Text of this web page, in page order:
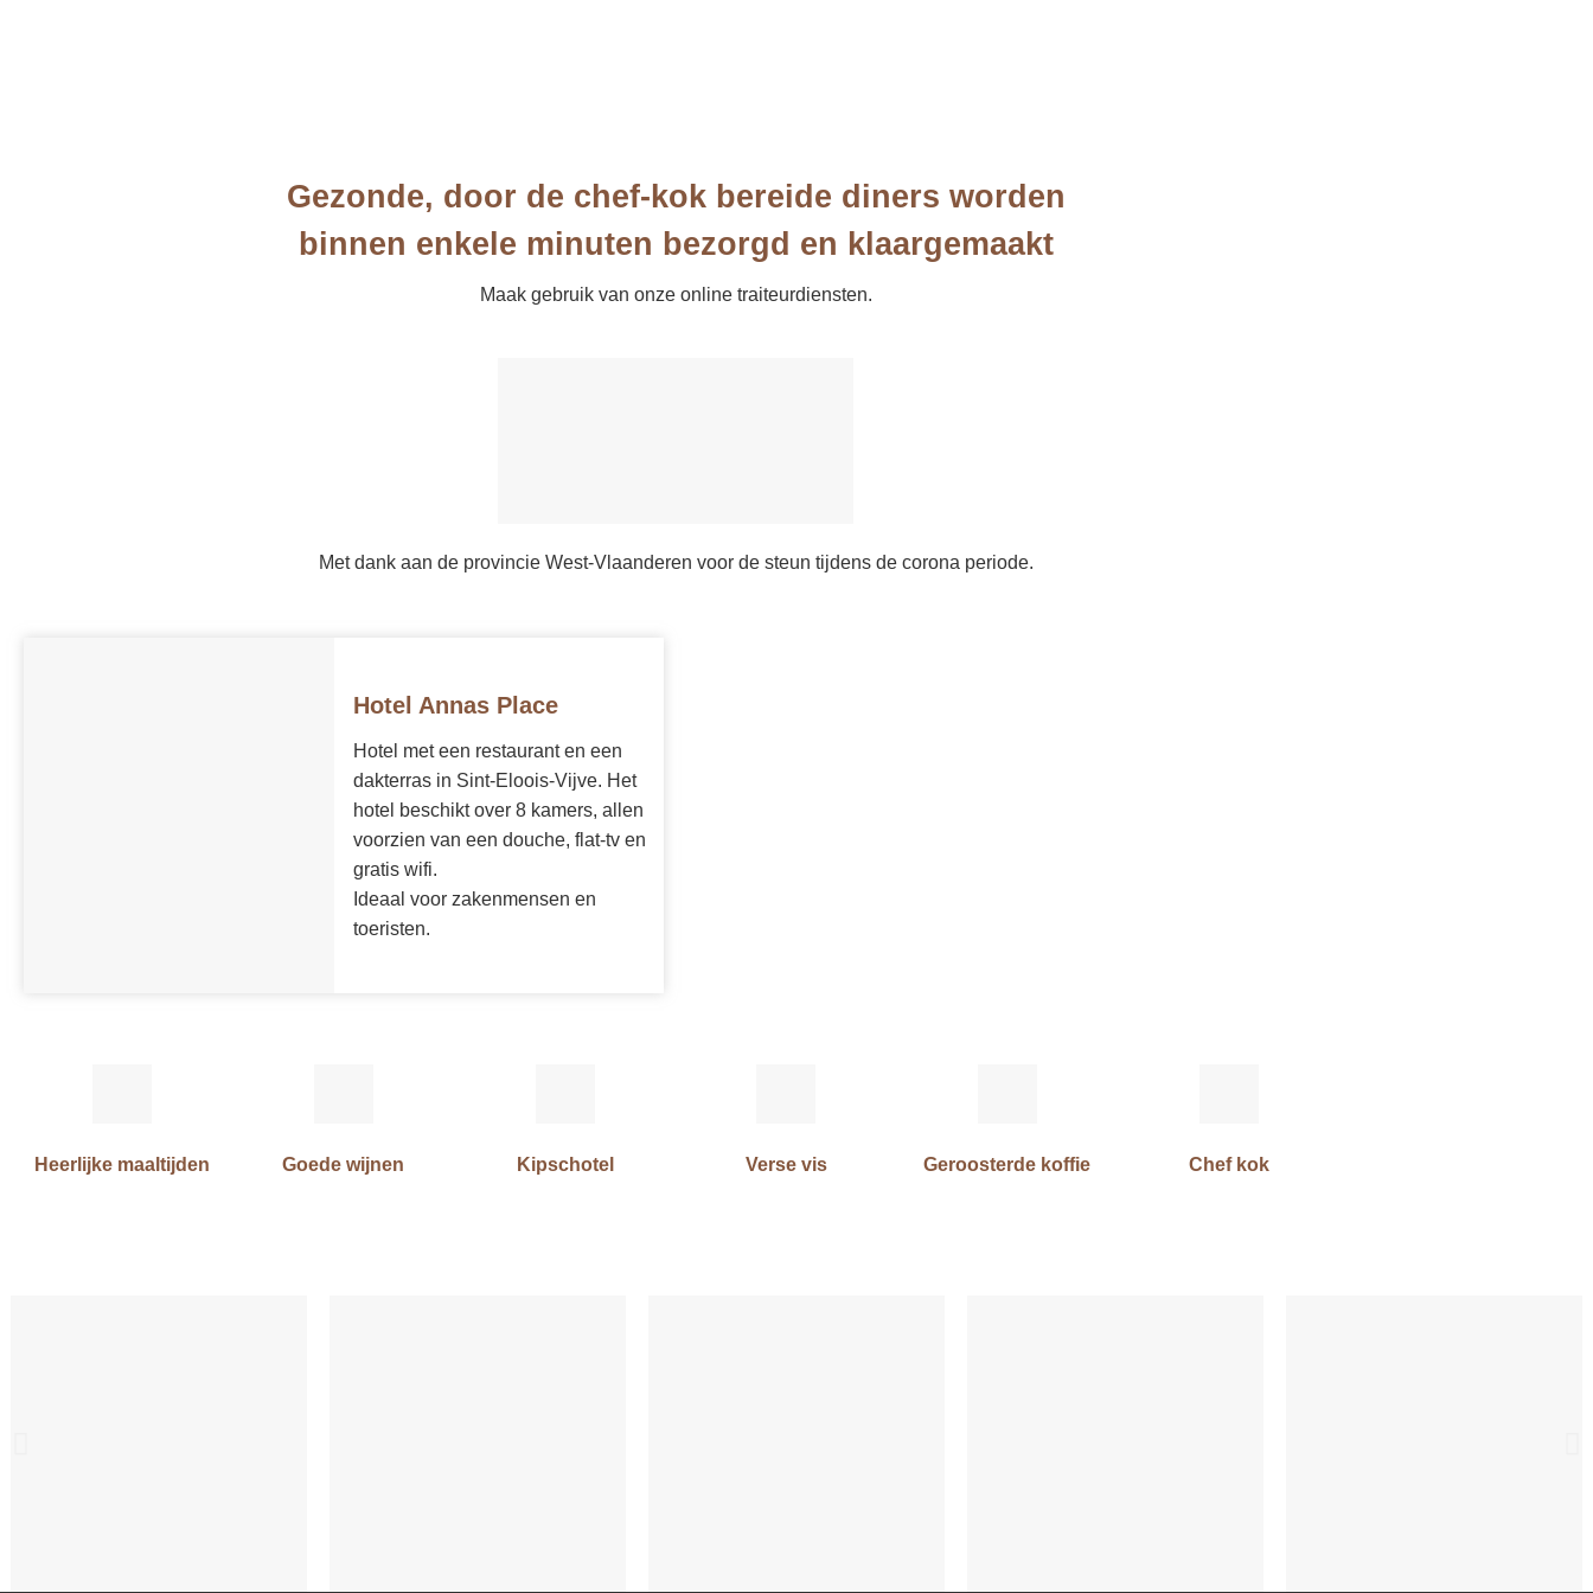
Gezonde, door de chef-kok bereide diners worden
binnen enkele minuten bezorgd en klaargemaakt
Maak gebruik van onze online traiteurdiensten.
Met dank aan de provincie West-Vlaanderen voor de steun tijdens de corona periode.
Hotel Annas Place
Hotel met een restaurant en een
dakterras in Sint-Eloois-Vijve. Het
hotel beschikt over 8 kamers, allen
voorzien van een douche, flat-tv en
gratis wifi.
Ideaal voor zakenmensen en
toeristen.
Heerlijke maaltijden Goede wijnen Kipschotel Verse vis Geroosterde koffie Chef kok